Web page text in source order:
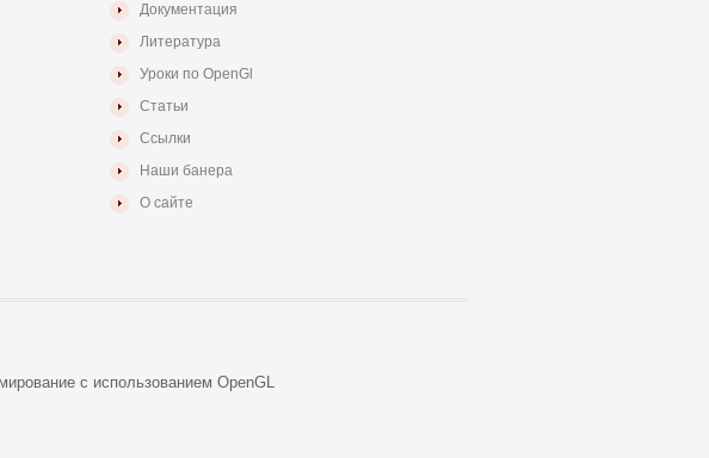
Документация
Литература
Уроки по OpenGl
Статьи
Ссылки
Наши банера
О сайте
с использованием OpenGL